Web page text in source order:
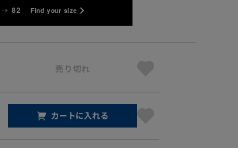
82 Find your size
売り切れ
カートに入れる